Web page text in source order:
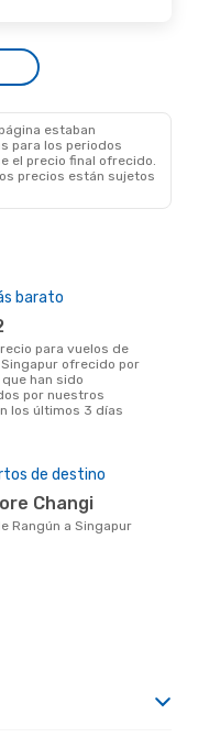
estaban
para los periodos
el precio final ofrecido.
precios están sujetos
barato
Singapur ofrecido por
han sido
por nuestros
los últimos 3 días
de destino
Changi
Rangún a Singapur